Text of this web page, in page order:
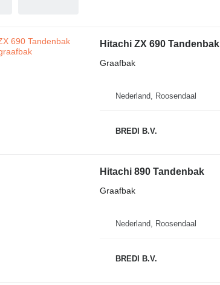
Hitachi ZX 690 Tandenbak
Graafbak
Nederland, Roosendaal
BREDI B.V.
Hitachi 890 Tandenbak
Graafbak
Nederland, Roosendaal
BREDI B.V.